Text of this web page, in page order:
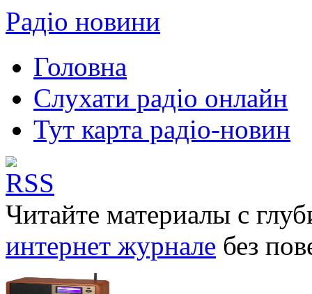
Радіо новини
Головна
Слухати радіо онлайн
Тут карта радіо-новин
Читайте материалы с
интернет журнале без